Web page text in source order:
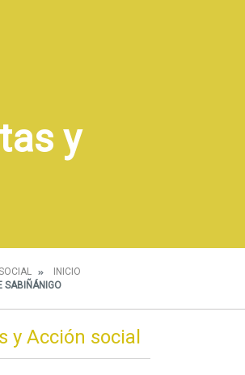
y
INICIO
SABIÑÁNIGO
y Acción social